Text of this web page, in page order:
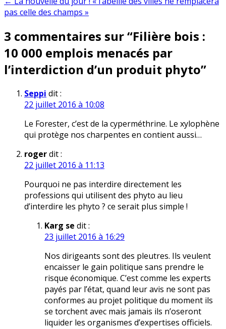
l’article
pas celle des champs »
3 commentaires sur “Filière bois :
10 000 emplois menacés par
l’interdiction d’un produit phyto”
Seppi dit :
22 juillet 2016 à 10:08
Le Forester, c’est de la cyperméthrine. Le xylophène
qui protège nos charpentes en contient aussi…
rogerdit :
22 juillet 2016 à 11:13
Pourquoi ne pas interdire directement les
professions qui utilisent des phyto au lieu
d’interdire les phyto ? ce serait plus simple !
Karg se dit :
23 juillet 2016 à 16:29
Nos dirigeants sont des pleutres. Ils veulent
encaisser le gain politique sans prendre le
risque économique. C’est comme les experts
payés par l’état, quand leur avis ne sont pas
conformes au projet politique du moment ils
se torchent avec mais jamais ils n’oseront
liquider les organismes d’expertises officiels.